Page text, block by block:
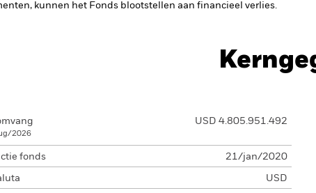
kunnen het Fonds blootstellen aan financieel verlies.
2026
USD 4.805.951.492
fonds 21/jan/2020
USD